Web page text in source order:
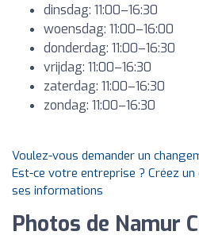
dinsdag: 11:00–16:30
woensdag: 11:00–16:00
donderdag: 11:00–16:30
vrijdag: 11:00–16:30
zaterdag: 11:00–16:30
zondag: 11:00–16:30
Voulez-vous demander un
Est-ce votre entreprise ? Créez
ses informations
Photos de Namur